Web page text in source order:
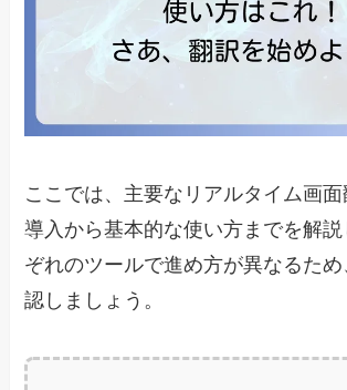
ここでは、主要なリアルタイム画
導入から基本的な使い方までを解
ぞれのツールで進め方が異なるた
認しましょう。